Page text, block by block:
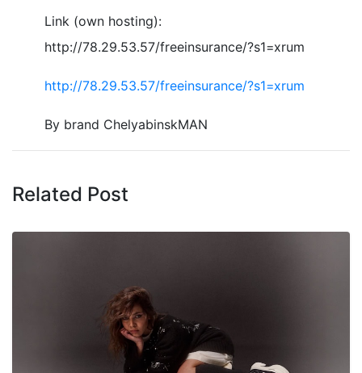
Link (own hosting):
http://78.29.53.57/freeinsurance/?s1=xrum
http://78.29.53.57/freeinsurance/?s1=xrum
By brand ChelyabinskMAN
Related Post